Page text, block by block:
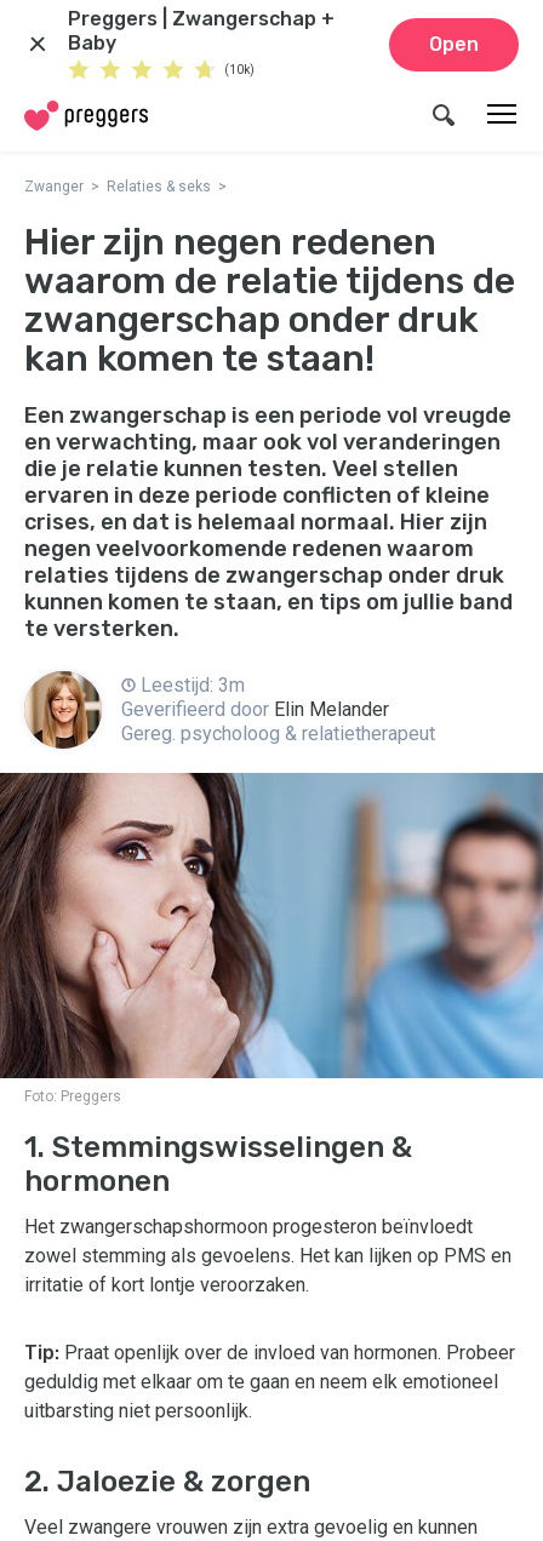
Preggers | Zwangerschap +
Baby
(10k)
Open
Zwanger Relaties & seks
Hier zijn negen redenen
waarom de relatie tijdens de
zwangerschap onder druk
kan komen te staan!
Een zwangerschap is een periode vol vreugde
en verwachting, maar ook vol veranderingen
die je relatie kunnen testen. Veel stellen
ervaren in deze periode conflicten of kleine
crises, en dat is helemaal normaal. Hier zijn
negen veelvoorkomende redenen waarom
relaties tijdens de zwangerschap onder druk
kunnen komen te staan, en tips om jullie band
te versterken.
Leestijd: 3m
Geverifieerd door Elin Melander
Gereg. psycholoog & relatietherapeut
Foto: Preggers
1. Stemmingswisselingen &
hormonen
Het zwangerschapshormoon progesteron beïnvloedt
zowel stemming als gevoelens. Het kan lijken op PMS en
irritatie of kort lontje veroorzaken.
Tip: Praat openlijk over de invloed van hormonen. Probeer
geduldig met elkaar om te gaan en neem elk emotioneel
uitbarsting niet persoonlijk.
2. Jaloezie & zorgen
Veel zwangere vrouwen zijn extra gevoelig en kunnen